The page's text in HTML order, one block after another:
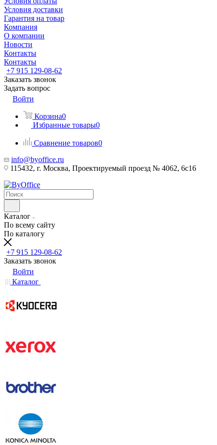
Условия доставки
Гарантия на товар
Компания
О компании
Новости
Контакты
Контакты
+7 915 129-08-62
Заказать звонок
Задать вопрос
Войти
Корзина0
Избранные товары0
Сравнение товаров0
info@byoffice.ru
115432, г. Москва, Проектируемый проезд № 4062, 6с16
Каталог
По всему сайту
По каталогу
+7 915 129-08-62
Заказать звонок
Войти
Каталог